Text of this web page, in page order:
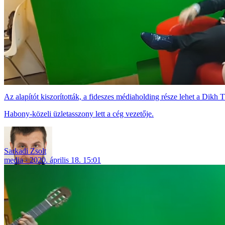
Az alapítót kiszorították, a fideszes médiaholding része lehet a Dikh
Habony-közeli üzletasszony lett a cég vezetője.
Sarkadi Zsolt
media
2020. április 18. 15:01